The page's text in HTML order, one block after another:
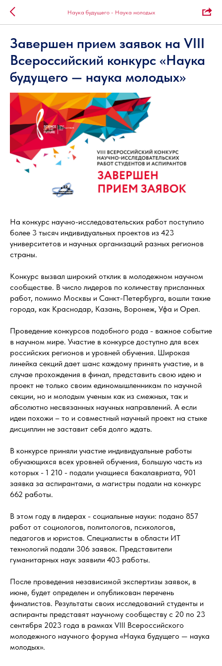
Наука будущего - Наука молодых
Завершен прием заявок на VIII
Всероссийский конкурс «Наука
будущего — наука молодых»
На конкурс научно-исследовательских работ поступило
более 3 тысяч индивидуальных проектов из 423
университетов и научных организаций разных регионов
страны.
Конкурс вызвал широкий отклик в молодежном научном
сообществе. В число лидеров по количеству присланных
работ, помимо Москвы и Санкт-Петербурга, вошли такие
города, как Краснодар, Казань, Воронеж, Уфа и Орел.
Проведение конкурсов подобного рода - важное событие
в научном мире. Участие в конкурсе доступно для всех
российских регионов и уровней обучения. Широкая
линейка секций дает шанс каждому принять участие, и в
случае прохождения в финал, представить свою идею и
проект не только своим единомышленникам по научной
секции, но и молодым ученым как из смежных, так и
абсолютно несвязанных научных направлений. А если
идеи похожи – то и совместный научный проект на стыке
дисциплин не заставит себя долго ждать.
В конкурсе приняли участие индивидуальные работы
обучающихся всех уровней обучения, большую часть из
которых - 1 210 - подали учащиеся бакалавриата, 901
заявка за аспирантами, а магистры подали на конкурс
662 работы.
В этом году в лидерах - социальные науки: подано 857
работ от социологов, политологов, психологов,
педагогов и юристов. Специалисты в области ИТ
технологий подали 306 заявок. Представители
гуманитарных наук заявили 403 работы.
После проведения независимой экспертизы заявок, в
июне, будет определен и опубликован перечень
финалистов. Результаты своих исследований студенты и
аспиранты представят научному сообществу с 20 по 23
сентября 2023 года в рамках VIII Всероссийского
молодежного научного форума «Наука будущего — наука
молодых».